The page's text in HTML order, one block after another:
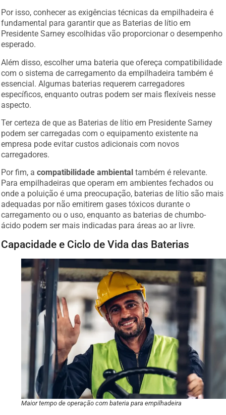
Por isso, conhecer as exigências técnicas da empilhadeira é
fundamental para garantir que as Baterias de lítio em
Presidente Sarney escolhidas vão proporcionar o desempenho
esperado.
Além disso, escolher uma bateria que ofereça compatibilidade
com o sistema de carregamento da empilhadeira também é
essencial. Algumas baterias requerem carregadores
específicos, enquanto outras podem ser mais flexíveis nesse
aspecto.
Ter certeza de que as Baterias de lítio em Presidente Sarney
podem ser carregadas com o equipamento existente na
empresa pode evitar custos adicionais com novos
carregadores.
Por fim, acompatibilidade ambiental também é relevante.
Para empilhadeiras que operam em ambientes fechados ou
onde a poluição é uma preocupação, baterias de lítio são mais
adequadas por não emitirem gases tóxicos durante o
carregamento ou o uso, enquanto as baterias de chumbo-
ácido podem ser mais indicadas para áreas ao ar livre.
Capacidade e Ciclo de Vida das Baterias
Maior tempo de operação com bateria para empilhadeira